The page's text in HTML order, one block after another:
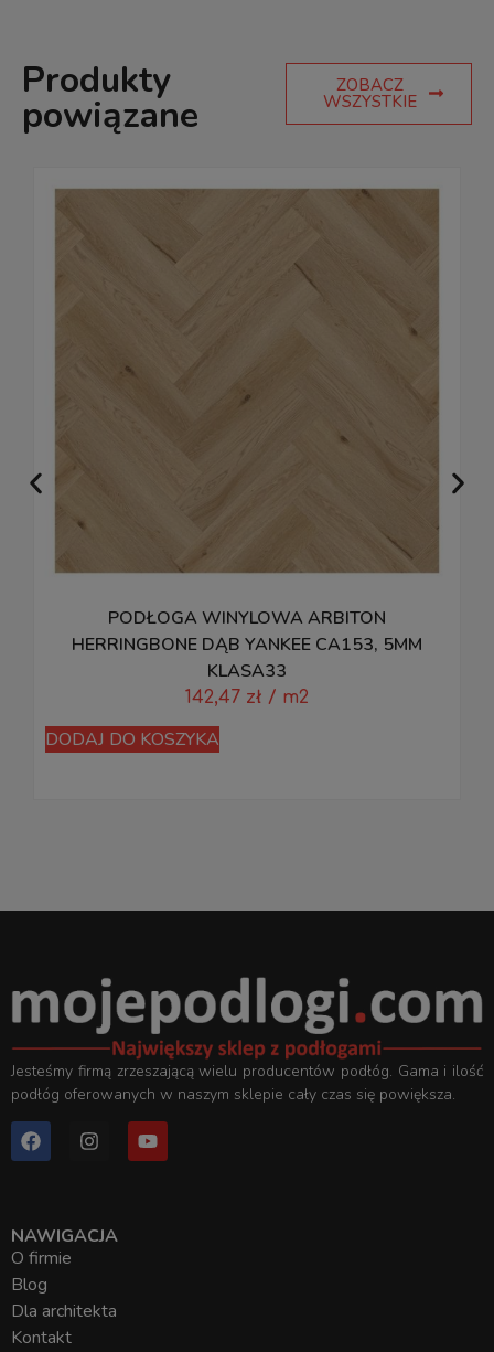
Produkty
powiązane
ZOBACZ
WSZYSTKIE
PODŁOGA WINYLOWA ARBITON
HERRINGBONE DĄB YANKEE CA153, 5MM
KLASA33
142,47 zł / m2
DODAJ DO KOSZYKA
Jesteśmy firmą zrzeszającą wielu producentów podłóg. Gama i ilość
podłóg oferowanych w naszym sklepie cały czas się powiększa.
NAWIGACJA
O firmie
Blog
Dla architekta
Kontakt